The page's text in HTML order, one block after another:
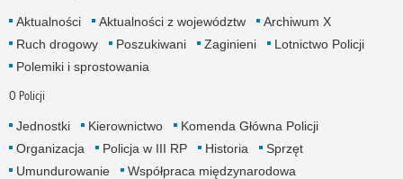
Aktualności Aktualności z województw
Archiwum X
Ruch drogowy
Poszukiwani Zaginieni
Lotnictwo Policji
Polemiki i sprostowania
O Policji
Jednostki Kierownictwo
Komenda Główna Policji
Organizacja
Policja w III RP Historia
Sprzęt
Umundurowanie
Współpraca międzynarodowa